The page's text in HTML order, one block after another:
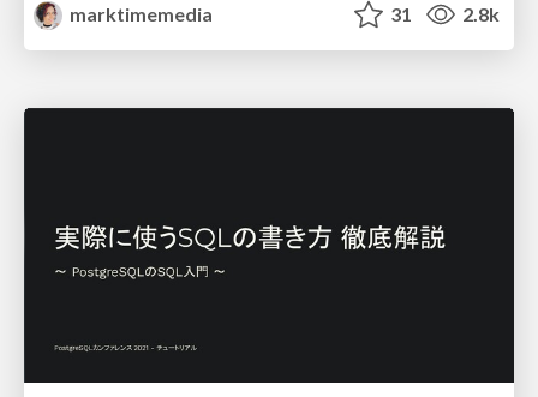
marktimemedia
31 2.8k